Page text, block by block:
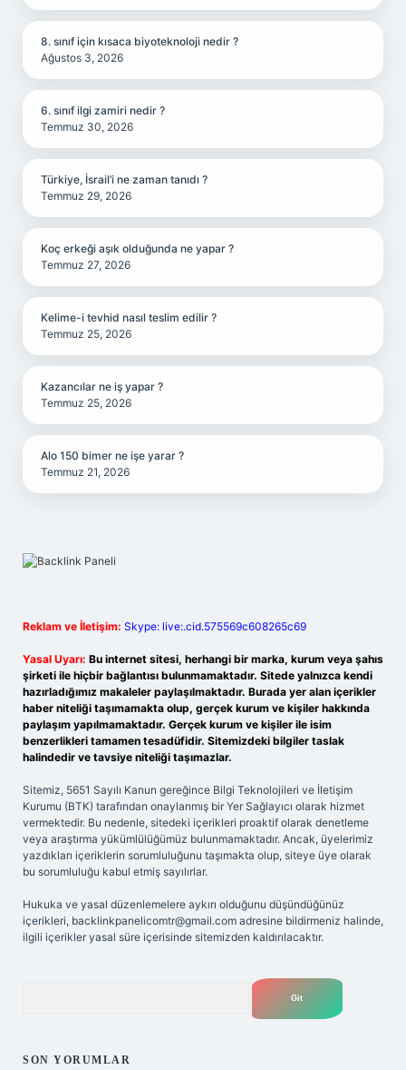
8. sınıf için kısaca biyoteknoloji nedir ?
Ağustos 3, 2026
6. sınıf ilgi zamiri nedir ?
Temmuz 30, 2026
Türkiye, İsrail’i ne zaman tanıdı ?
Temmuz 29, 2026
Koç erkeği aşık olduğunda ne yapar ?
Temmuz 27, 2026
Kelime-i tevhid nasıl teslim edilir ?
Temmuz 25, 2026
Kazancılar ne iş yapar ?
Temmuz 25, 2026
Alo 150 bimer ne işe yarar ?
Temmuz 21, 2026
Reklam ve İletişim: Skype: live:.cid.575569c608265c69
Yasal Uyarı: Bu internet sitesi, herhangi bir marka, kurum veya şahıs
şirketi ile hiçbir bağlantısı bulunmamaktadır. Sitede yalnızca kendi
hazırladığımız makaleler paylaşılmaktadır. Burada yer alan içerikler
haber niteliği taşımamakta olup, gerçek kurum ve kişiler hakkında
paylaşım yapılmamaktadır. Gerçek kurum ve kişiler ile isim
benzerlikleri tamamen tesadüfidir. Sitemizdeki bilgiler taslak
halindedir ve tavsiye niteliği taşımazlar.
Sitemiz, 5651 Sayılı Kanun gereğince Bilgi Teknolojileri ve İletişim
Kurumu (BTK) tarafından onaylanmış bir Yer Sağlayıcı olarak hizmet
vermektedir. Bu nedenle, sitedeki içerikleri proaktif olarak denetleme
veya araştırma yükümlülüğümüz bulunmamaktadır. Ancak, üyelerimiz
yazdıkları içeriklerin sorumluluğunu taşımakta olup, siteye üye olarak
bu sorumluluğu kabul etmiş sayılırlar.
Hukuka ve yasal düzenlemelere aykırı olduğunu düşündüğünüz
içerikleri, backlinkpanelicomtr@gmail.com adresine bildirmeniz halinde,
ilgili içerikler yasal süre içerisinde sitemizden kaldırılacaktır.
SON YORUMLAR